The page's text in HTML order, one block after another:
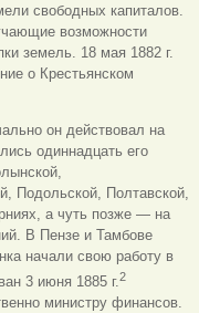
свободных капиталов.
возможности
земель. 18 мая 1882 г.
о Крестьянском
он действовал на
одиннадцать его
Подольской, Полтавской,
а чуть позже — на
В Пензе и Тамбове
начали свою работу в
3 июня 1885 г.2
министру финансов.